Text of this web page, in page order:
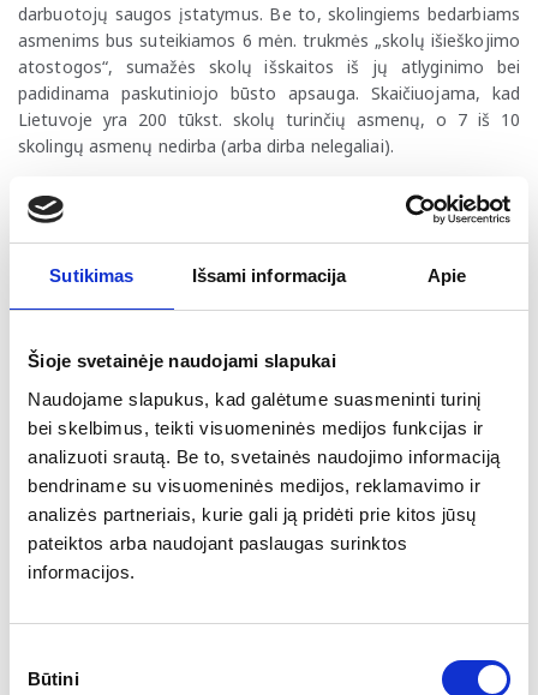
Sutikimas Išsami informacija Apie
Šioje svetainėje naudojami slapukai
Naudojame slapukus, kad galėtume suasmeninti turinį
bei skelbimus, teikti visuomeninės medijos funkcijas ir
analizuoti srautą. Be to, svetainės naudojimo informaciją
bendriname su visuomeninės medijos, reklamavimo ir
analizės partneriais, kurie gali ją pridėti prie kitos jūsų
pateiktos arba naudojant paslaugas surinktos
informacijos.
pasirinkimas
Būtini
darbuotojų saugos įstatymus. Be to, skolingiems bedarbiams
asmenims bus suteikiamos 6 mėn. trukmės „skolų išieškojimo
atostogos“, sumažės skolų išskaitos iš jų atlyginimo bei
padidinama paskutiniojo būsto apsauga. Skaičiuojama, kad
Lietuvoje yra 200 tūkst. skolų turinčių asmenų, o 7 iš 10
skolingų asmenų nedirba (arba dirba nelegaliai).
konsensusui dėl Bankų solidarumo įnašo pratęsimo dar
vieneriems metams –49 opozicinių frakcijų Seimo nariai
pasiūlė šį mokestį pratęsti neribotam laikotarpiui.
Vyriausybės naujienos
Prezidentas G. Nausėda užsiminė, jog po Prezidento
reikalaujama pakeisti daugiau nei keletą ministrų
Prezidentą rinkimuose remianti Socialdemokratų partija
Prezidentui siūlo įvertinti Energetikos, Sveikatos apsaugos,
Žemės ūkio, Vidaus reikalų, Susisiekimo ir Finansų ministrų
atsakomybę.
Ekonomikos ir inovacijų ministerija pasirašė NASA
inicijuotą „Artemis“ susitarimą